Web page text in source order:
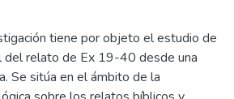
tiene por objeto el estudio de
del relato de Ex 19-40 desde una
Se sitúa en el ámbito de la